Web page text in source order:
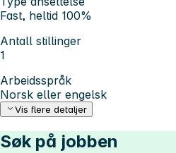
Fast, heltid 100%
Antall stillinger
1
Arbeidsspråk
Norsk eller engelsk
Vis flere detaljer
Søk på jobben